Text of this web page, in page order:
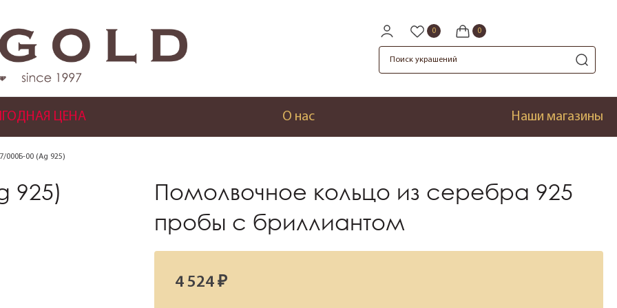
ЦЕНА О нас Наши магазины
000Б-00 (Ag 925)
925)
Помолвочное кольцо из серебра 925
пробы с бриллиантом
4 524 ₽